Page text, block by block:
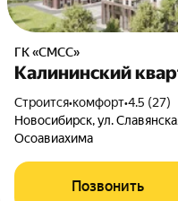
ГК «СМСС»
Калининский
Строится•комфорт•4.5 (27)
Новосибирск, ул.
Осоавиахима
Позвонить